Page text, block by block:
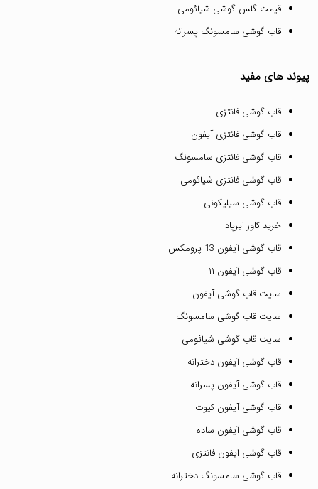
قیمت گلس گوشی شیائومی
قاب گوشی سامسونگ پسرانه
پیوند های مفید
قاب گوشی فانتزی
قاب گوشی فانتزی آیفون
قاب گوشی فانتزی سامسونگ
قاب گوشی فانتزی شیائومی
قاب گوشی سیلیکونی
خرید کاور ایرپاد
قاب گوشی آیفون 13 پرومکس
قاب گوشی آیفون ۱۱
سایت قاب گوشی آیفون
سایت قاب گوشی سامسونگ
سایت قاب گوشی شیائومی
قاب گوشی آیفون دخترانه
قاب گوشی آیفون پسرانه
قاب گوشی آیفون کیوت
قاب گوشی آیفون ساده
قاب گوشی ایفون فانتزی
قاب گوشی سامسونگ دخترانه